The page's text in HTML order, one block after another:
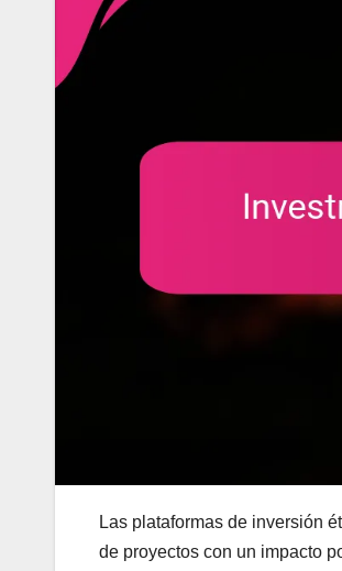
Las plataformas de inversión
de proyectos con un impacto